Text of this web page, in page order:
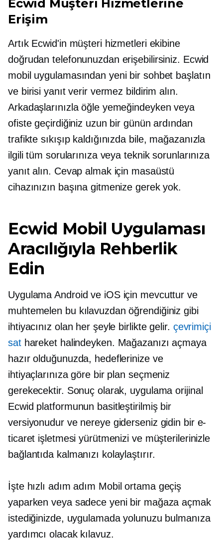
Ecwid Müşteri Hizmetlerine
Erişim
Artık Ecwid'in müşteri hizmetleri ekibine
doğrudan telefonunuzdan erişebilirsiniz. Ecwid
mobil uygulamasından yeni bir sohbet başlatın
ve birisi yanıt verir vermez bildirim alın.
Arkadaşlarınızla öğle yemeğindeyken veya
ofiste geçirdiğiniz uzun bir günün ardından
trafikte sıkışıp kaldığınızda bile, mağazanızla
ilgili tüm sorularınıza veya teknik sorunlarınıza
yanıt alın. Cevap almak için masaüstü
cihazınızın başına gitmenize gerek yok.
Ecwid Mobil Uygulaması
Aracılığıyla Rehberlik
Edin
Uygulama Android ve iOS için mevcuttur ve
muhtemelen bu kılavuzdan öğrendiğiniz gibi
ihtiyacınız olan her şeyle birlikte gelir. çevrimiçi
sathareket halindeyken. Mağazanızı açmaya
hazır olduğunuzda, hedeflerinize ve
ihtiyaçlarınıza göre bir plan seçmeniz
gerekecektir. Sonuç olarak, uygulama orijinal
Ecwid platformunun basitleştirilmiş bir
versiyonudur ve nereye giderseniz gidin bir e-
ticaret işletmesi yürütmenizi ve müşterilerinizle
bağlantıda kalmanızı kolaylaştırır.
İşte hızlı adım adım Mobil ortama geçiş
yaparken veya sadece yeni bir mağaza açmak
istediğinizde, uygulamada yolunuzu bulmanıza
yardımcı olacak kılavuz.